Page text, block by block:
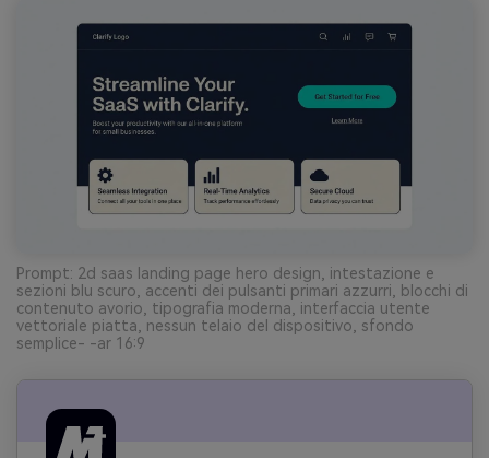
Prompt: 2d saas landing page hero design, intestazione e
sezioni blu scuro, accenti dei pulsanti primari azzurri, blocchi di
contenuto avorio, tipografia moderna, interfaccia utente
vettoriale piatta, nessun telaio del dispositivo, sfondo
semplice- -ar 16:9